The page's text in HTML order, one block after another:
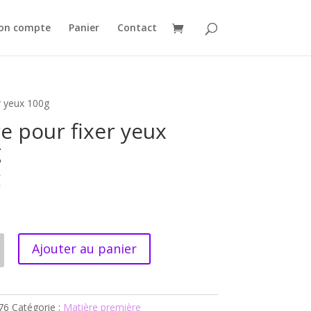
compte Panier Contact
100g
pour fixer yeux
Ajouter au panier
Catégorie : Matière première